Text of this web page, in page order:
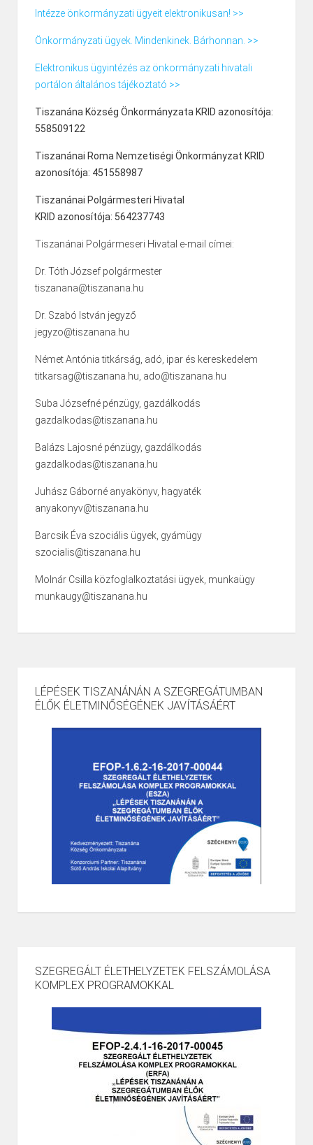
Intézze önkormányzati ügyeit elektronikusan! >>
Önkormányzati ügyek. Mindenkinek. Bárhonnan. >>
Elektronikus ügyintézés az önkormányzati hivatali
portálon általános tájékoztató >>
Tiszanána Község Önkormányzata KRID azonosítója:
558509122
Tiszanánai Roma Nemzetiségi Önkormányzat KRID
azonosítója: 451558987
Tiszanánai Polgármesteri Hivatal
KRID azonosítója: 564237743
Tiszanánai Polgármeseri Hivatal e-mail címei:
Dr. Tóth József polgármester
tiszanana@tiszanana.hu
Dr. Szabó István jegyző
jegyzo@tiszanana.hu
Német Antónia titkárság, adó, ipar és kereskedelem
titkarsag@tiszanana.hu, ado@tiszanana.hu
Suba Józsefné pénzügy, gazdálkodás
gazdalkodas@tiszanana.hu
Balázs Lajosné pénzügy, gazdálkodás
gazdalkodas@tiszanana.hu
Juhász Gáborné anyakönyv, hagyaték
anyakonyv@tiszanana.hu
Barcsik Éva szociális ügyek, gyámügy
szocialis@tiszanana.hu
Molnár Csilla közfoglalkoztatási ügyek, munkaügy
munkaugy@tiszanana.hu
LÉPÉSEK TISZANÁNÁN A SZEGREGÁTUMBAN
ÉLŐK ÉLETMINŐSÉGÉNEK JAVÍTÁSÁÉRT
SZEGREGÁLT ÉLETHELYZETEK FELSZÁMOLÁSA
KOMPLEX PROGRAMOKKAL